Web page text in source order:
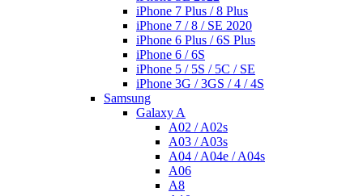
iPhone 7 Plus / 8 Plus
iPhone 7 / 8 / SE 2020
iPhone 6 Plus / 6S Plus
iPhone 6 / 6S
iPhone 5 / 5S / 5C / SE
iPhone 3G / 3GS / 4 / 4S
Samsung
Galaxy A
A02 / A02s
A03 / A03s
A04 / A04e / A04s
A06
A8